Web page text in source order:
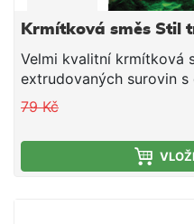
Krmítková směs Stil
Velmi kvalitní krmítková
extrudovaných surovin s
je vhodná pro použití v
se o směs tepelně
doplněnou o živočišné
Směs je ideální pro
79 Kč